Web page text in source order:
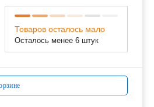
Товаров осталось мало
Осталось менее 6 штук